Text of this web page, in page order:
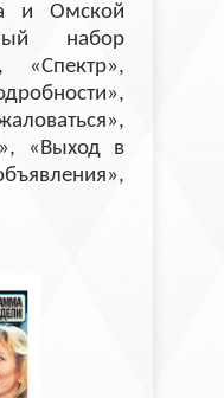
и Омской
набор
«Спектр»,
«Выход в